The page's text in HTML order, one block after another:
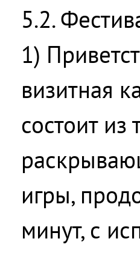
5.2.
1)
визитная
состоит
игры,
минут, с